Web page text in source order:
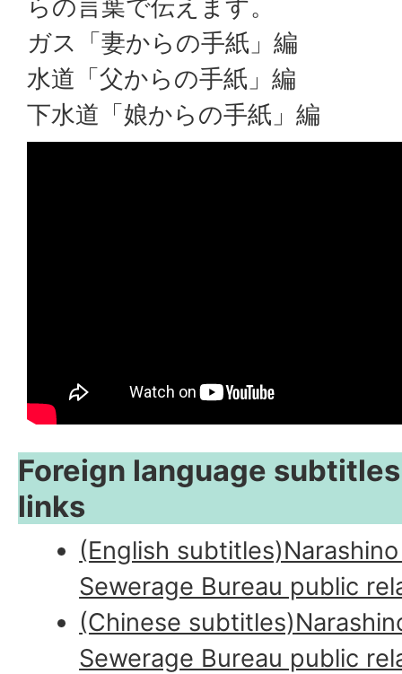
らの言葉で伝えます。
ガス「妻からの手紙」編
水道「父からの手紙」編
下水道「娘からの手紙」編
Foreign language
links
(English
Sewerage Bureau public
(Chinese
Sewerage Bureau public